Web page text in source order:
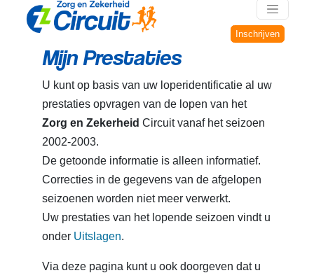
Inschrijven
Mijn Prestaties
U kunt op basis van uw loperidentificatie al uw
prestaties opvragen van de lopen van het
Zorg en Zekerheid Circuit vanaf het seizoen
2002-2003.
De getoonde informatie is alleen informatief.
Correcties in de gegevens van de afgelopen
seizoenen worden niet meer verwerkt.
Uw prestaties van het lopende seizoen vindt u
onder Uitslagen.
Via deze pagina kunt u ook doorgeven dat u